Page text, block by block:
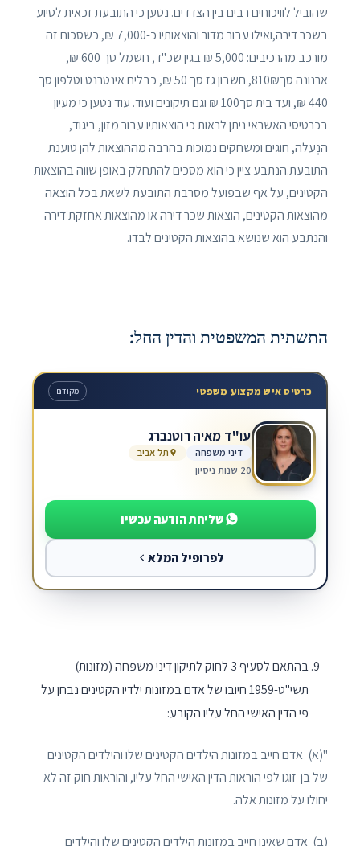
שהוביל לוויכוחים רבים בין הצדדים. נטען כי התובעת זכאית לסיוע
בשכר דירה,ואילו עבור מדור והוצאותיו כ-7,000 ₪, כשסכום זה
מורכב מהרכיבים: 5,000 ₪ בגין שכ"ד, חשמל סך 600 ₪,
ארנונה סך810₪, חשבון גז סך 50 ₪, כבלים אינטרנט וטלפון סך
440 ₪, ועד בית סך100 ₪ וגם תיקונים ועוד. עוד נטען כי מעיון
בכרטיסי האשראי ניתן לראות כי הוצאותיו עבור מזון, ביגוד,
הנְעלה, חוגים ומשחקים נמוכות בהרבה מההוצאות להן טוענת
התובעת.הנתבע ציין כי הוא מסכים להתחלק באופן שווה בהוצאות
הקטינים, על אף שבפועל מסרבת התובעת לשאת בכל הוצאה
מהוצאות הקטינים, הוצאות שכר דירה או מהוצאות אחזקת דירה –
והנתבע הוא שנושא בהוצאות הקטינים לבדו.
התשתית המשפטית והדין החל:
כרטיס איש מקצוע משפטי מקודם
עו"ד מאיה רוטנברג
דיני משפחה
תל אביב
20 שנות ניסיון
שליחת הודעה עכשיו
לפרופיל המלא
בהתאם לסעיף 3 לחוק לתיקון דיני משפחה (מזונות)
תשי"ט-1959 חיובו של אדם במזונות ילדיו הקטינים נבחן על
פי הדין האישי החל עליו הקובע:
"(א) אדם חייב במזונות הילדים הקטינים שלו והילדים הקטינים
של בן-זוגו לפי הוראות הדין האישי החל עליו, והוראות חוק זה לא
יחולו על מזונות אלה.
(ב) אדם שאינו חייב במזונות הילדים הקטינים שלו והילדים